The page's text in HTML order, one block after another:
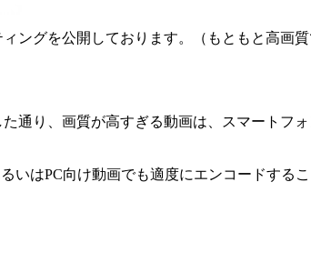
グを公開しております。（もともと高画
通り、画質が高すぎる動画は、スマートフ
いはPC向け動画でも適度にエンコードする